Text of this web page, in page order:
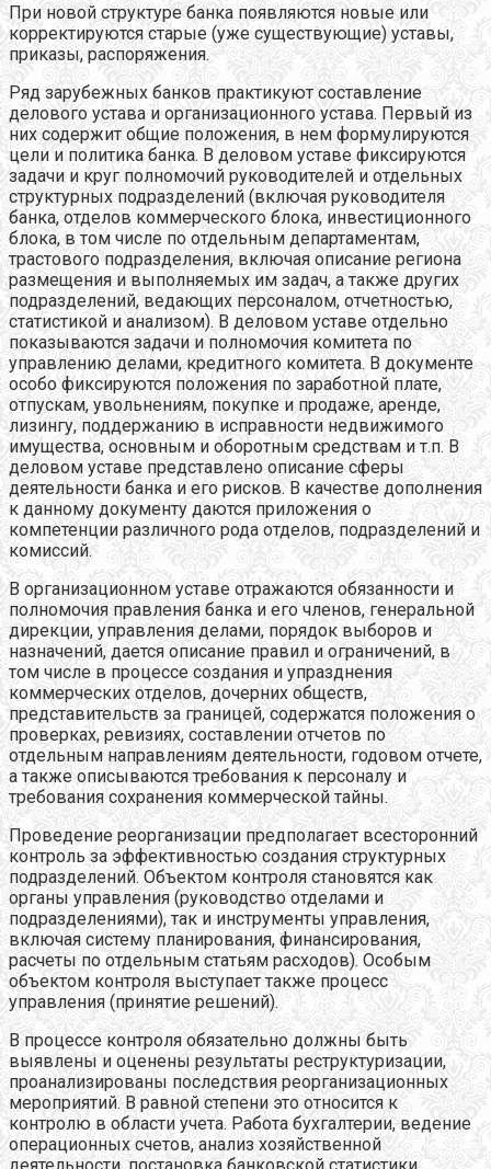
При новой структуре банка появляются новые или
корректируются старые (уже существующие) уставы,
приказы, распоряжения.
Ряд зарубежных банков практикуют составление
делового устава и организационного устава. Первый из
них содержит общие положения, в нем формулируются
цели и политика банка. В деловом уставе фиксируются
задачи и круг полномочий руководителей и отдельных
структурных подразделений (включая руководителя
банка, отделов коммерческого блока, инвестиционного
блока, в том числе по отдельным департаментам,
трастового подразделения, включая описание региона
размещения и выполняемых им задач, а также других
подразделений, ведающих персоналом, отчетностью,
статистикой и анализом). В деловом уставе отдельно
показываются задачи и полномочия комитета по
управлению делами, кредитного комитета. В документе
особо фиксируются положения по заработной плате,
отпускам, увольнениям, покупке и продаже, аренде,
лизингу, поддержанию в исправности недвижимого
имущества, основным и оборотным средствам и т.п. В
деловом уставе представлено описание сферы
деятельности банка и его рисков. В качестве дополнения
к данному документу даются приложения о
компетенции различного рода отделов, подразделений и
комиссий.
В организационном уставе отражаются обязанности и
полномочия правления банка и его членов, генеральной
дирекции, управления делами, порядок выборов и
назначений, дается описание правил и ограничений, в
том числе в процессе создания и упразднения
коммерческих отделов, дочерних обществ,
представительств за границей, содержатся положения о
проверках, ревизиях, составлении отчетов по
отдельным направлениям деятельности, годовом отчете,
а также описываются требования к персоналу и
требования сохранения коммерческой тайны.
Проведение реорганизации предполагает всесторонний
контроль за эффективностью создания структурных
подразделений. Объектом контроля становятся как
органы управления (руководство отделами и
подразделениями), так и инструменты управления,
включая систему планирования, финансирования,
расчеты по отдельным статьям расходов). Особым
объектом контроля выступает также процесс
управления (принятие решений).
В процессе контроля обязательно должны быть
выявлены и оценены результаты реструктуризации,
проанализированы последствия реорганизационных
мероприятий. В равной степени это относится к
контролю в области учета. Работа бухгалтерии, ведение
операционных счетов, анализ хозяйственной